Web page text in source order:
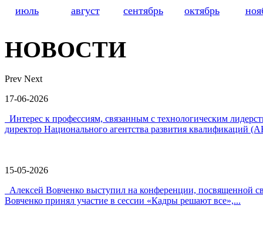
июль
август сентябрь октябрь
НОВОСТИ
Prev Next
17-06-2026
Интерес к профессиям, связанным с технологическим
директор Национального агентства развития квалификаций
15-05-2026
Алексей Вовченко выступил на конференции,
Вовченко принял участие в сессии «Кадры решают все»,...